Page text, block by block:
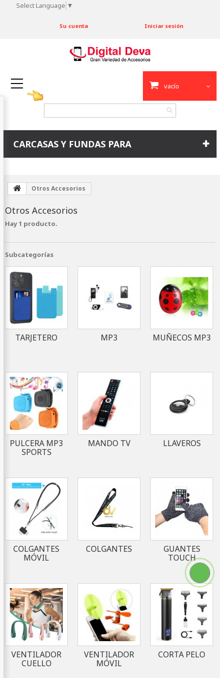
Select Language ▼
Iniciar sesión
Su cuenta
vacío
CARCASAS Y FUNDAS PARA
Otros Accesorios
Otros Accesorios
Hay 1 producto.
Subcategorías
TARJETERO MP3 MUÑECOS MP3
PULCERA MP3
SPORTS
MANDO TV LLAVEROS
COLGANTES
MÓVIL
COLGANTES
GUANTES
TOUCH
VENTILADOR
CUELLO
VENTILADOR
MÓVIL
CORTA PELO